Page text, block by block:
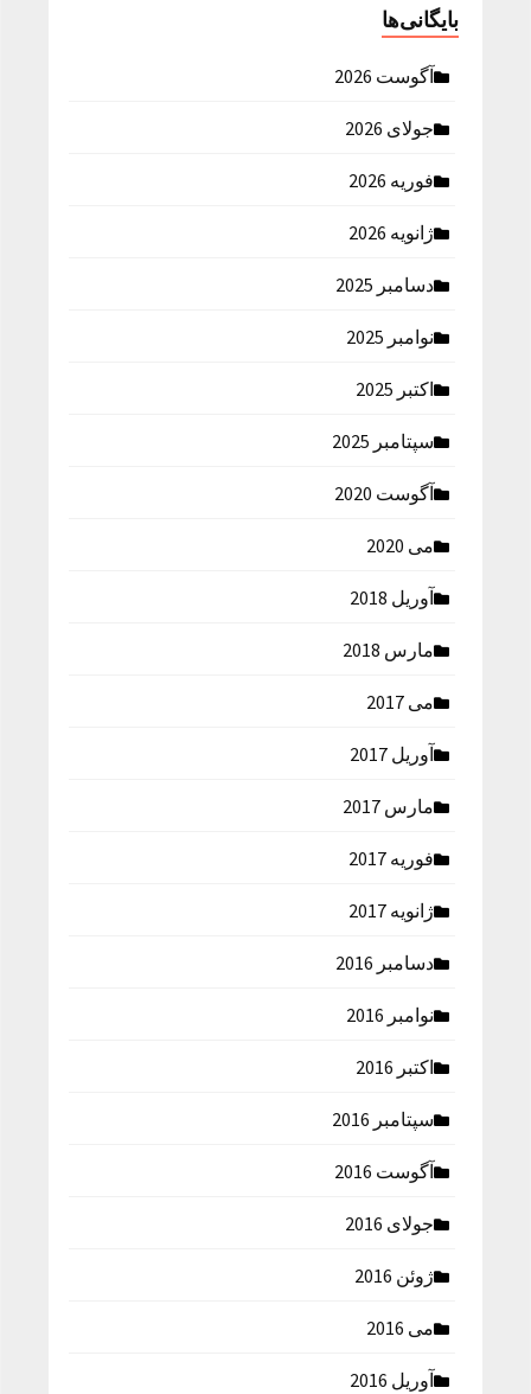
بایگانی‌ها
آگوست 2026
جولای 2026
فوریه 2026
ژانویه 2026
دسامبر 2025
نوامبر 2025
اکتبر 2025
سپتامبر 2025
آگوست 2020
می 2020
آوریل 2018
مارس 2018
می 2017
آوریل 2017
مارس 2017
فوریه 2017
ژانویه 2017
دسامبر 2016
نوامبر 2016
اکتبر 2016
سپتامبر 2016
آگوست 2016
جولای 2016
ژوئن 2016
می 2016
آوریل 2016